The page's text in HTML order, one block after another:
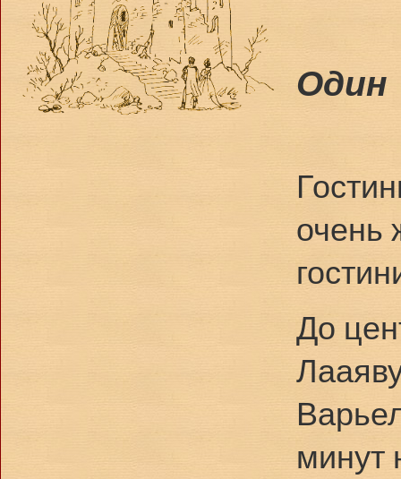
Один
очень
До
минут